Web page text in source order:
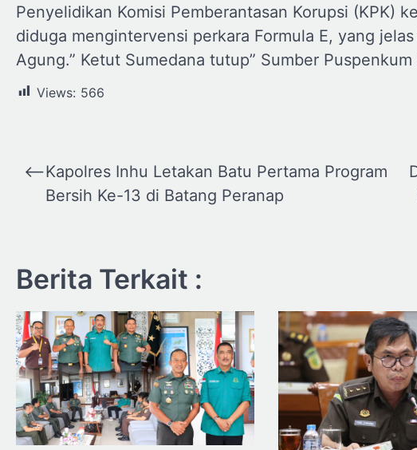
Penyelidikan Komisi Pemberantasan Korupsi (KPK)
diduga mengintervensi perkara Formula E, yang
Agung.” Ketut Sumedana tutup” Sumber Puspenkum
Views: 566
Navigasi
pos
⟵Kapolres Inhu Letakan Batu Pertama Program
Bersih Ke-13 di Batang Peranap
Berita Terkait :